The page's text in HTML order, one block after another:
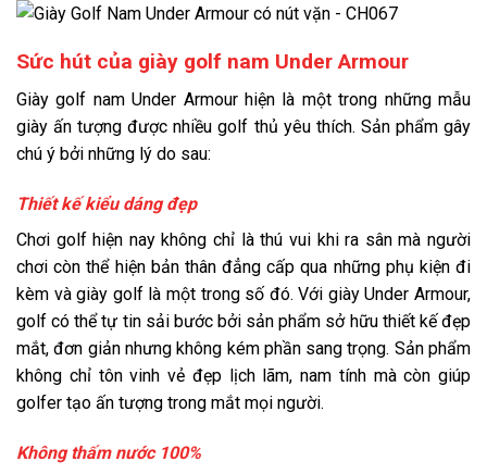
Sức hút của giày golf nam Under Armour
Giày golf nam Under Armour hiện là một trong những mẫu
giày ấn tượng được nhiều golf thủ yêu thích. Sản phẩm gây
chú ý bởi những lý do sau:
Thiết kế kiểu dáng đẹp
Chơi golf hiện nay không chỉ là thú vui khi ra sân mà người
chơi còn thể hiện bản thân đẳng cấp qua những phụ kiện đi
kèm và giày golf là một trong số đó. Với giày Under Armour,
golf có thể tự tin sải bước bởi sản phẩm sở hữu thiết kế đẹp
mắt, đơn giản nhưng không kém phần sang trọng. Sản phẩm
không chỉ tôn vinh vẻ đẹp lịch lãm, nam tính mà còn giúp
golfer tạo ấn tượng trong mắt mọi người.
Không thấm nước 100%